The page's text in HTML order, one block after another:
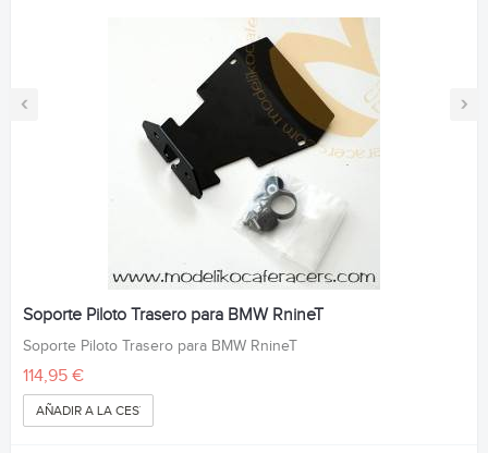
‹ ›
Soporte Piloto Trasero para BMW RnineT
Soporte Piloto Trasero para BMW RnineT
114,95 €
AÑADIR A LA CESTA